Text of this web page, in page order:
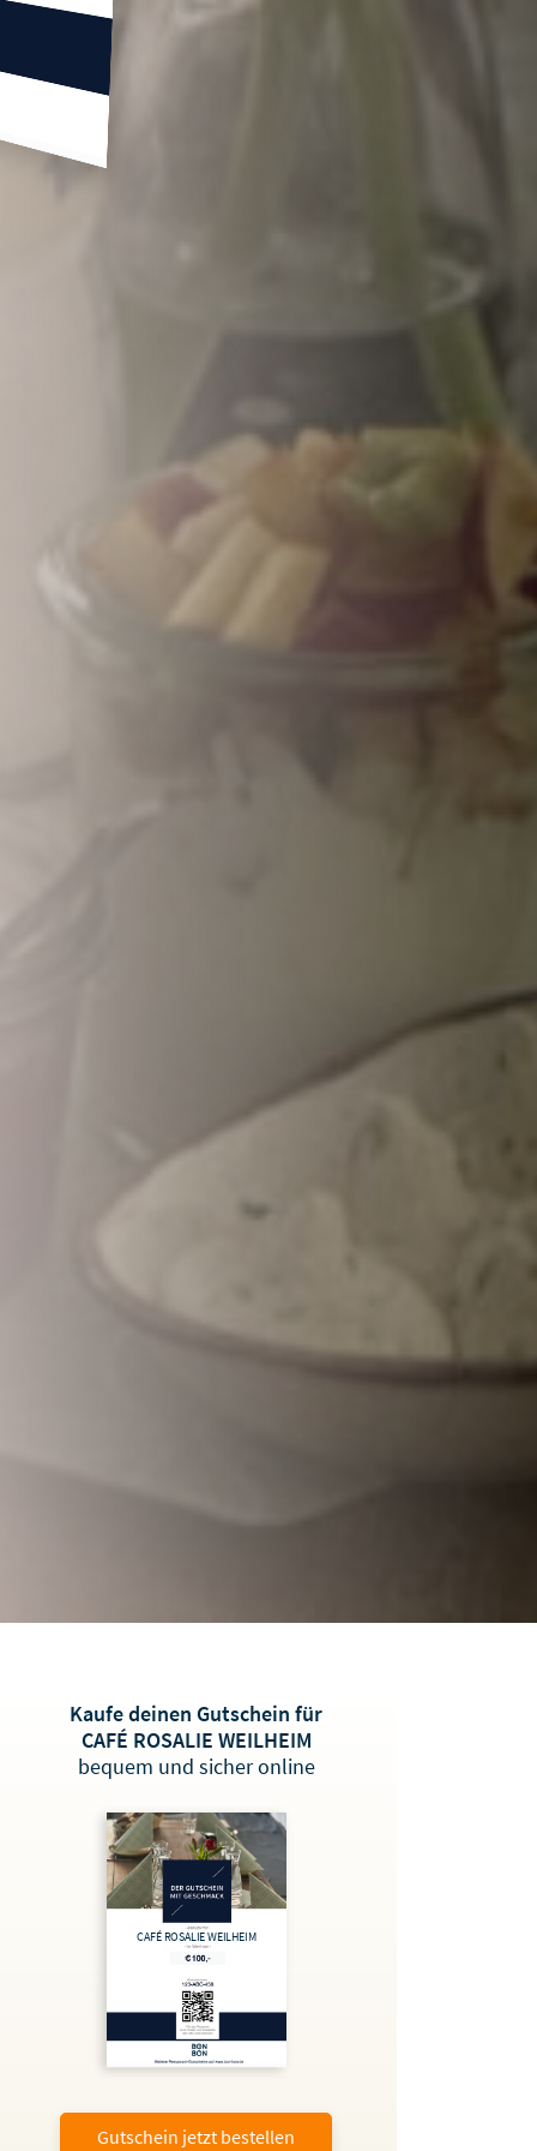
Kaufe deinen Gutschein für
CAFÉ ROSALIE WEILHEIM
bequem und sicher online
CAFÉ ROSALIE WEILHEIM
Gutschein jetzt bestellen